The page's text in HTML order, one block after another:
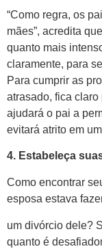
“Como regra, os
mães”, acredita
quanto mais
claramente, para
Para cumprir as
atrasado, fica
ajudará o pai a
evitará atrito em
4. Estabeleça
Como encontrar
esposa estava
https://pihanit.com/
phoenix-hookups-
um divórcio dele?
quanto é